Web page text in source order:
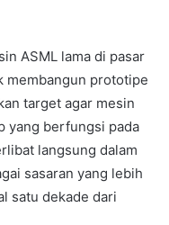
ASML lama di pasar
membangun prototipe
target agar mesin
yang berfungsi pada
langsung dalam
sasaran yang lebih
satu dekade dari